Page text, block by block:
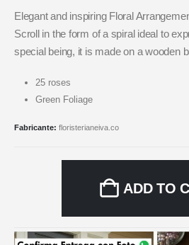
Elegant and inspiring Floral
Scroll in the form of a spiral ideal to
special being, it is made on a wooden
25 roses
Green Foliage
Fabricante: floristerianeiva.co
ADD TO